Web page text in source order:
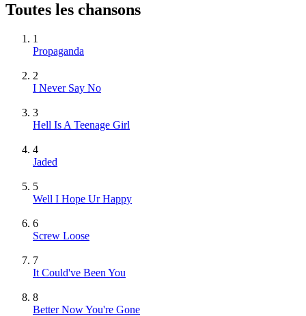
Toutes les chansons
1
Propaganda
2
I Never Say No
3
Hell Is A Teenage Girl
4
Jaded
5
Well I Hope Ur Happy
6
Screw Loose
7
It Could've Been You
8
Better Now You're Gone